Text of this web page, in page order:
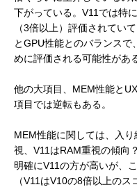
下がっている。V11では特
（3倍以上）評価されてい
とGPU性能とのバランスで
めに評価される可能性があ
他の大項目、MEM性能と
項目では逆転もある。
MEM性能に関しては、入
視、V11はRAM重視の傾向
明確にV11の方が高いが、
（V11はV10の8倍以上の